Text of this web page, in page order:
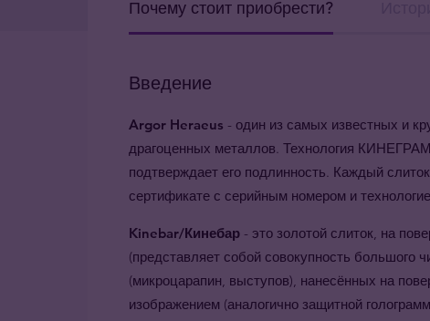
Почему стоит приобрести?
Введение
Argor Heraeus - один из самых известных и
драгоценных металлов. Технология
подтверждает его подлинность. Каждый
сертификате с серийным номером и
Kinebar/Кинебар - это золотой слиток, на
(представляет собой совокупность большого
(микроцарапин, выступов), нанесённых на
изображением (аналогично защитной